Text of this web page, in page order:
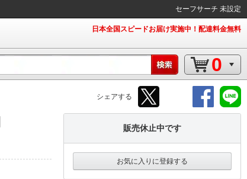
セーフサーチ 未設定
日本全国スピードお届け実施中！配達料金無料
0
シェアする
販売休止中です
お気に入りに登録する